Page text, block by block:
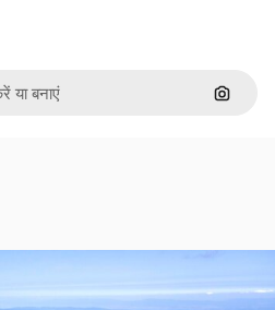
इमेज से